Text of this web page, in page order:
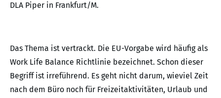
DLA Piper in Frankfurt/M.
Das Thema ist vertrackt. Die EU-Vorgabe wird häufig als
Work Life Balance Richtlinie bezeichnet. Schon dieser
Begriff ist irreführend. Es geht nicht darum, wieviel Zeit
nach dem Büro noch für Freizeitaktivitäten, Urlaub und